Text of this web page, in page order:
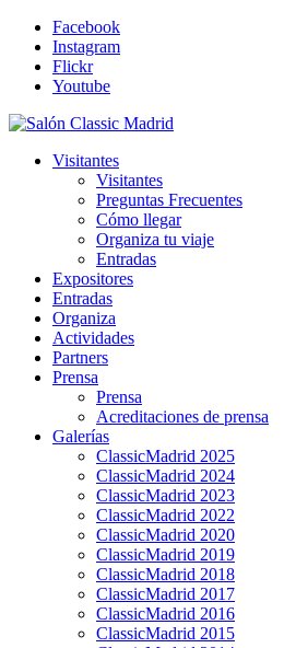
Facebook
Instagram
Flickr
Youtube
Visitantes
Visitantes
Preguntas Frecuentes
Cómo llegar
Organiza tu viaje
Entradas
Expositores
Entradas
Organiza
Actividades
Partners
Prensa
Prensa
Acreditaciones de prensa
Galerías
ClassicMadrid 2025
ClassicMadrid 2024
ClassicMadrid 2023
ClassicMadrid 2022
ClassicMadrid 2020
ClassicMadrid 2019
ClassicMadrid 2018
ClassicMadrid 2017
ClassicMadrid 2016
ClassicMadrid 2015